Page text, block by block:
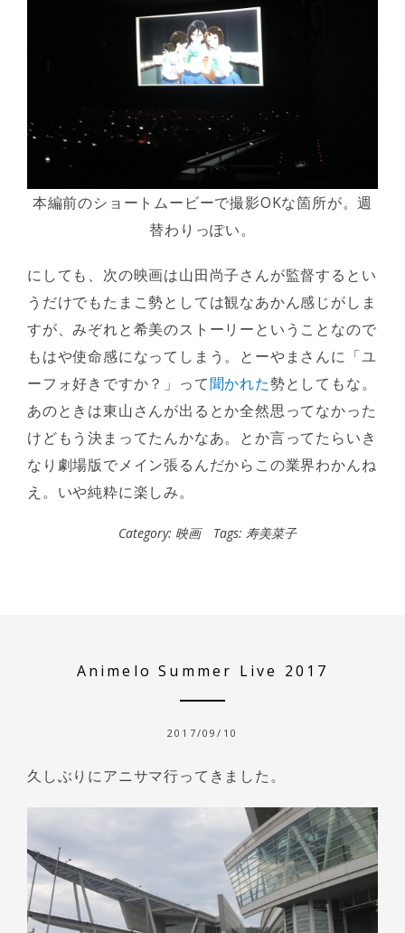
本編前のショートムービーで撮影OKな箇所が。週
替わりっぽい。
にしても、次の映画は山田尚子さんが監督するとい
うだけでもたまこ勢としては観なあかん感じがしま
すが、みぞれと希美のストーリーということなので
もはや使命感になってしまう。とーやまさんに「ユ
ーフォ好きですか？」って聞かれた勢としてもな。
あのときは東山さんが出るとか全然思ってなかった
けどもう決まってたんかなあ。とか言ってたらいき
なり劇場版でメイン張るんだからこの業界わかんね
え。いや純粋に楽しみ。
Category: 映画 Tags: 寿美菜子
Animelo Summer Live 2017
2017/09/10
久しぶりにアニサマ行ってきました。